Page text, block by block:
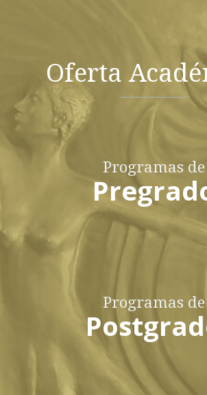
Oferta
Programas de
Programas de